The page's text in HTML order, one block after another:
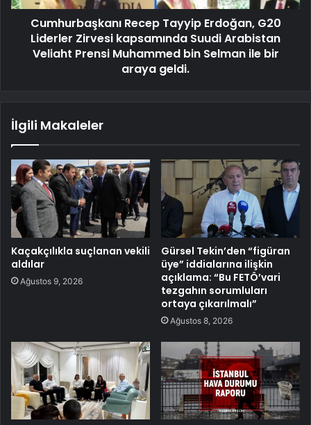
Cumhurbaşkanı Recep Tayyip Erdoğan, G20
Liderler Zirvesi kapsamında Suudi Arabistan
Veliaht Prensi Muhammed bin Selman ile bir
araya geldi.
İlgili Makaleler
Kaçakçılıkla suçlanan vekili
aldılar
Ağustos 9, 2026
Gürsel Tekin’den “figüran
üye” iddialarına ilişkin
açıklama: “Bu FETÖ’vari
tezgahın sorumluları
ortaya çıkarılmalı”
Ağustos 8, 2026